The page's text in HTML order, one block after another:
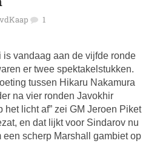
1
is vandaag aan de vijfde ronde
er twee spektakelstukken.
tussen Hikaru Nakamura
na vier ronden Javokhir
het licht af” zei GM Jeroen Piket
en dat lijkt voor Sindarov nu
scherp Marshall gambiet op